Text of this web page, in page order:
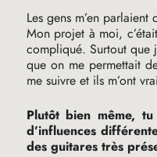
Les gens m’en
Mon projet à moi,
compliqué. Surtout que
que on me permettait
me suivre et ils m’ont
Plutôt bien même,
d’influences
des guitares très